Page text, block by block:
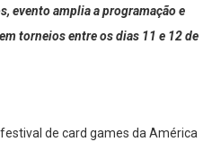
evento amplia a programação e
torneios entre os dias 11 e 12 de
de card games da América